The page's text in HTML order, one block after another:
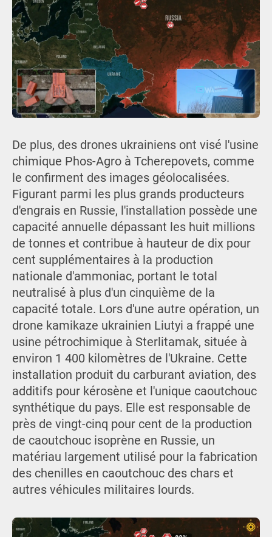
De plus, des drones ukrainiens ont visé l'usine
chimique Phos-Agro à Tcherepovets, comme
le confirment des images géolocalisées.
Figurant parmi les plus grands producteurs
d'engrais en Russie, l'installation possède une
capacité annuelle dépassant les huit millions
de tonnes et contribue à hauteur de dix pour
cent supplémentaires à la production
nationale d'ammoniac, portant le total
neutralisé à plus d'un cinquième de la
capacité totale. Lors d'une autre opération, un
drone kamikaze ukrainien Liutyi a frappé une
usine pétrochimique à Sterlitamak, située à
environ 1 400 kilomètres de l'Ukraine. Cette
installation produit du carburant aviation, des
additifs pour kérosène et l'unique caoutchouc
synthétique du pays. Elle est responsable de
près de vingt-cinq pour cent de la production
de caoutchouc isoprène en Russie, un
matériau largement utilisé pour la fabrication
des chenilles en caoutchouc des chars et
autres véhicules militaires lourds.